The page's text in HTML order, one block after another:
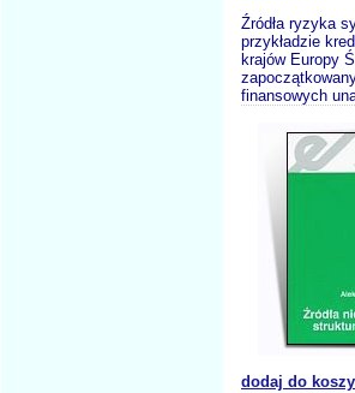
Źródła ryzyka
przykładzie
krajów Europy
finansowych
dodaj do